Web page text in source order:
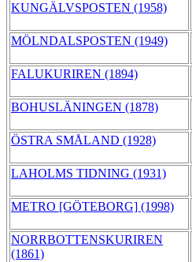
KUNGÄLVSPOSTEN (1958)
MÖLNDALSPOSTEN (1949)
FALUKURIREN (1894)
BOHUSLÄNINGEN (1878)
ÖSTRA SMÅLAND (1928)
LAHOLMS TIDNING (1931)
METRO [GÖTEBORG] (1998)
NORRBOTTENSKURIREN
(1861)